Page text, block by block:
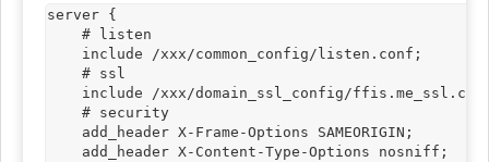
server {
    # listen
    include /xxx/common_config/listen.conf;
    # ssl
include /xxx/domain_ssl_config/
    # security
    add_header X-Frame-Options SAMEORIGIN;
    add_header X-Content-Type-Options nosniff;